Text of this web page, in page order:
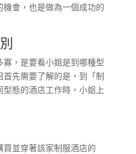
會，也是做為一個成功的
，是要看小姐是到哪種型
先需要了解的是，到「制
態的酒店工作時，小姐上
並穿著該家制服酒店的